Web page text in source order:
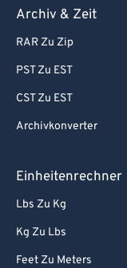
Archiv & Zeit
RAR Zu Zip
PST Zu EST
CST Zu EST
Archivkonverter
Einheitenrechner
Lbs Zu Kg
Kg Zu Lbs
Feet Zu Meters